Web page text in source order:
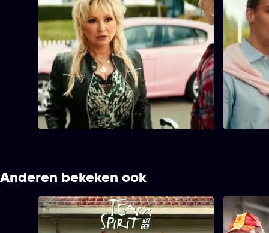
1. Vers vlees, vanochtend
aangereden
1. Vers vlees, vanochtend
aangereden
Tijdsduur
33 min
Als Kees Flodder Jr. een villa erft in
chique Eyckendael, sleept ze haar hele
familie mee. Binnen één middag gaan
een tuinfeest, een boom en de rust van
de wijk eraan - en barst de strijd los
tussen asociale nieuwkomers en de
elitaire buurt.
2.
2. Die
Tijdsduur
32 min
Kees
JP hoe
met
Anderen bekeken ook